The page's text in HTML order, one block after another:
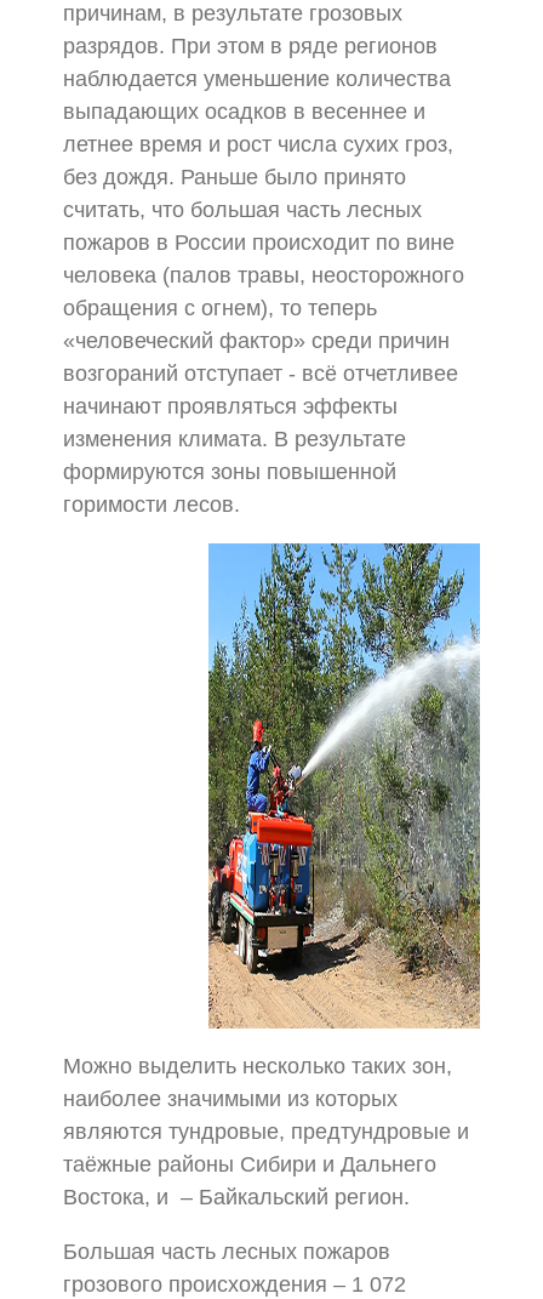
причинам, в результате грозовых
разрядов. При этом в ряде регионов
наблюдается уменьшение количества
выпадающих осадков в весеннее и
летнее время и рост числа сухих гроз,
без дождя. Раньше было принято
считать, что большая часть лесных
пожаров в России происходит по вине
человека (палов травы, неосторожного
обращения с огнем), то теперь
«человеческий фактор» среди причин
возгораний отступает - всё отчетливее
начинают проявляться эффекты
изменения климата. В результате
формируются зоны повышенной
горимости лесов.
Можно выделить несколько таких зон,
наиболее значимыми из которых
являются тундровые, предтундровые и
таёжные районы Сибири и Дальнего
Востока, и – Байкальский регион.
Большая часть лесных пожаров
грозового происхождения – 1 072